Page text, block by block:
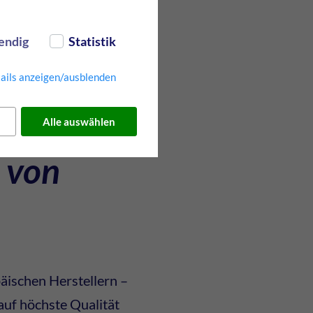
unschätzbarem
von
Herstellern –
höchste Qualität
Statistik
anzeigen/ausblenden
Alle auswählen